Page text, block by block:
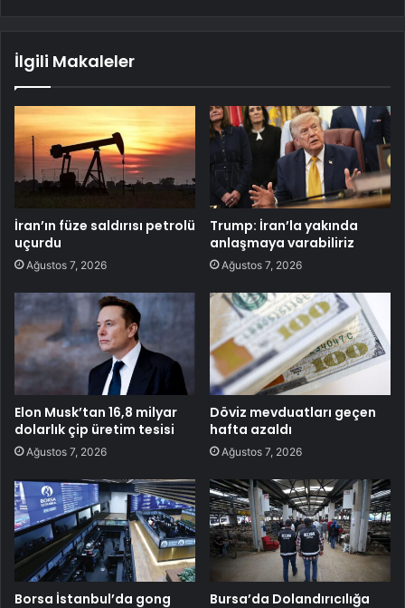
İlgili Makaleler
İran’ın füze saldırısı petrolü
uçurdu
Ağustos 7, 2026
Trump: İran’la yakında
anlaşmaya varabiliriz
Ağustos 7, 2026
Elon Musk’tan 16,8 milyar
dolarlık çip üretim tesisi
Ağustos 7, 2026
Döviz mevduatları geçen
hafta azaldı
Ağustos 7, 2026
Borsa İstanbul’da gong
Bursa’da Dolandırıcılığa